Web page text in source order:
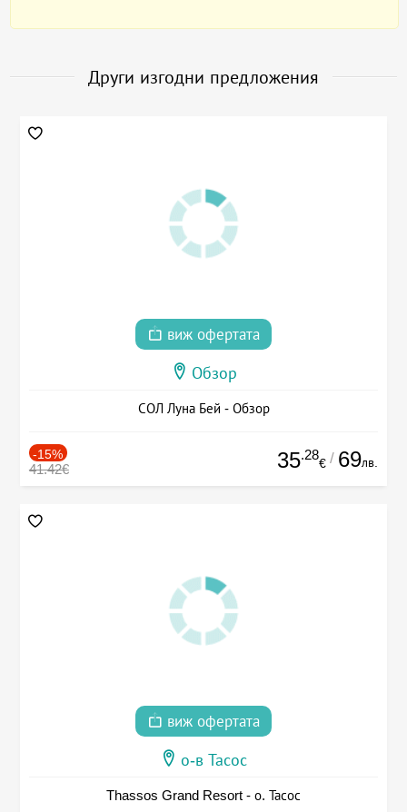
Други изгодни предложения
виж офертата
Обзор
СОЛ Луна Бей - Обзор
-15%
41.42€ 35.28
€ / 69лв.
виж офертата
о-в Тасос
Thassos Grand Resort - о. Тасос